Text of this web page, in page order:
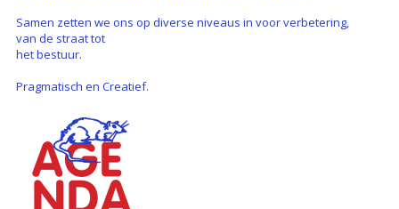
Samen zetten we ons op diverse niveaus in voor verbetering,
van de straat tot
het bestuur.
Pragmatisch en Creatief.